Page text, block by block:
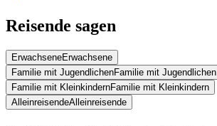
Reisende sagen
ErwachseneErwachsene
Familie mit JugendlichenFamilie mit Jugendlichen
Familie mit KleinkindernFamilie mit Kleinkindern
AlleinreisendeAlleinreisende